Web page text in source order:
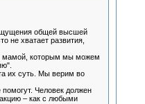
ощущения общей высшей
не хватает развития,
мамой, которым мы можем
их суть. Мы верим во
Человек должен
– как с любыми